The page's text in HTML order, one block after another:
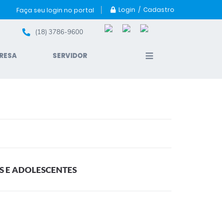
Faça seu login no portal Login / Cadastro
(18) 3786-9600
SERVIDOR
E ADOLESCENTES